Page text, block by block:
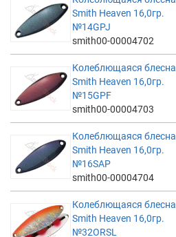
Smith Heaven 16,0гр.
№14GPJ
smith00-00004702
Колеблющаяся блесна
Smith Heaven 16,0гр.
№15GPF
smith00-00004703
Колеблющаяся блесна
Smith Heaven 16,0гр.
№16SAP
smith00-00004704
Колеблющаяся блесна
Smith Heaven 16,0гр.
№32ORSL